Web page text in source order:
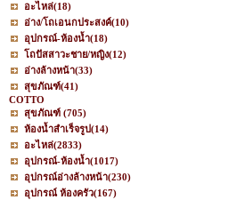
อะไหล่(18)
อ่าง/โถเอนกประสงค์(10)
อุปกรณ์-ห้องน้ำ(18)
โถปัสสาวะชาย/หญิง(12)
อ่างล้างหน้า(33)
สุขภัณฑ์(41)
COTTO
สุขภัณฑ์ (705)
ห้องน้ำสำเร็จรูป(14)
อะไหล่(2833)
อุปกรณ์-ห้องน้ำ(1017)
อุปกรณ์อ่างล้างหน้า(230)
อุปกรณ์ ห้องครัว(167)